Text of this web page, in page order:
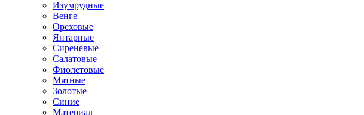
Изумрудные
Венге
Ореховые
Янтарные
Сиреневые
Салатовые
Фиолетовые
Мятные
Золотые
Синие
Материал